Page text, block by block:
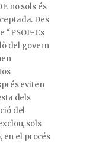
no sols és
Des
“PSOE-Cs
del govern
eviten
dels
del
sols
en el procés